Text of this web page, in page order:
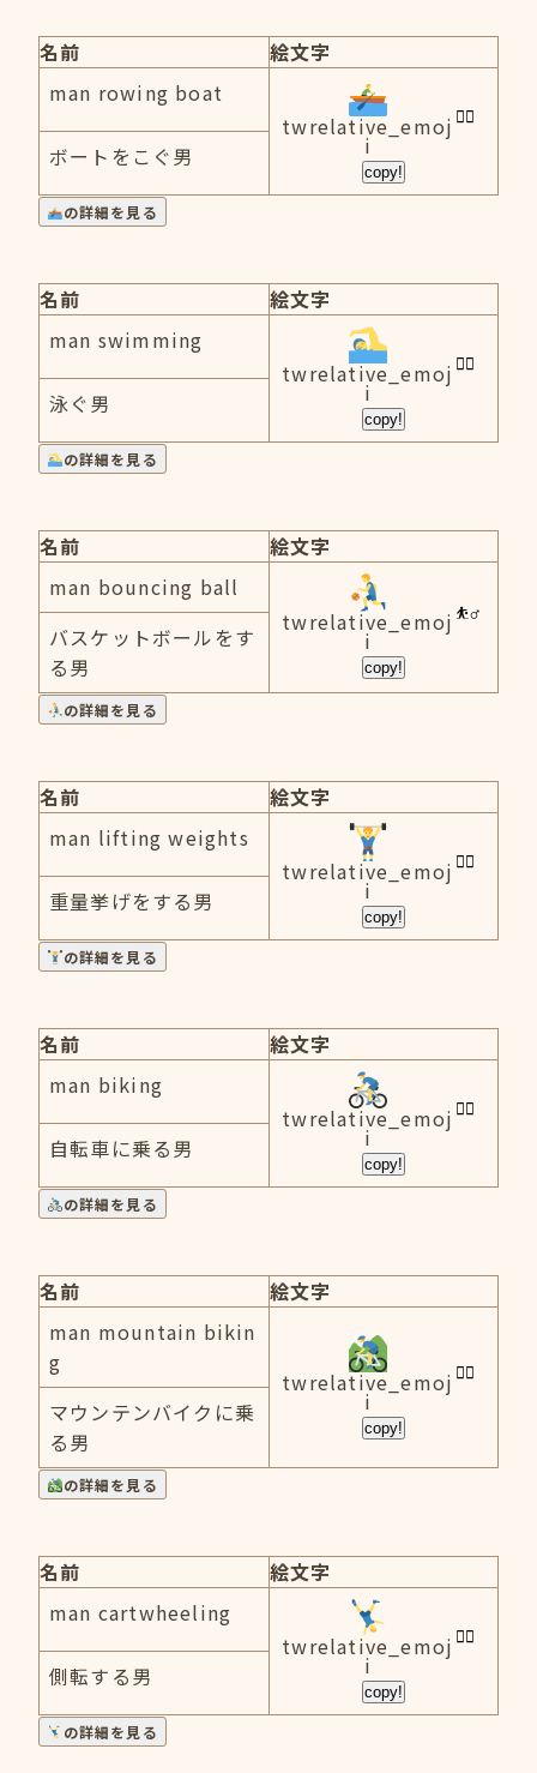
名前
絵文字
man rowing boat
twrelative_emoj
i
copy!
ボートをこぐ男
の詳細を見る
名前
絵文字
man swimming
twrelative_emoj
i
copy!
泳ぐ男
の詳細を見る
名前
絵文字
man bouncing ball
twrelative_emoj
i
copy!
バスケットボールをす
る男
の詳細を見る
名前
絵文字
man lifting weights
twrelative_emoj
i
copy!
重量挙げをする男
の詳細を見る
名前
絵文字
man biking
twrelative_emoj
i
copy!
自転車に乗る男
の詳細を見る
名前
絵文字
man mountain bikin
g
twrelative_emoj
i
copy!
マウンテンバイクに乗
る男
の詳細を見る
名前
絵文字
man cartwheeling
twrelative_emoj
i
copy!
側転する男
の詳細を見る